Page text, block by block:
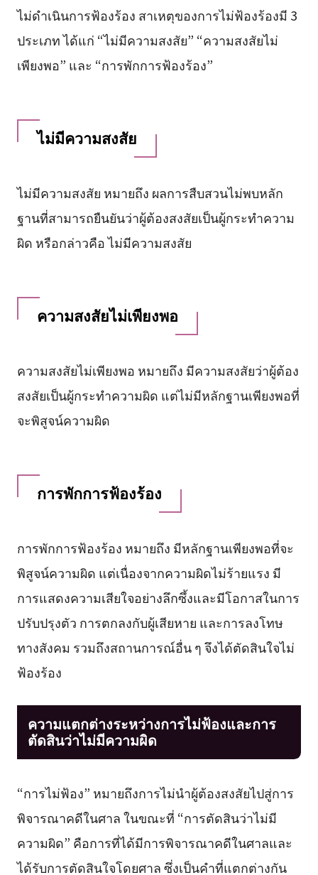
ไม่ดำเนินการฟ้องร้อง สาเหตุของการไม่ฟ้องร้องมี 3
ประเภท ได้แก่ “ไม่มีความสงสัย” “ความสงสัยไม่
เพียงพอ” และ “การพักการฟ้องร้อง”
ไม่มีความสงสัย
ไม่มีความสงสัย หมายถึง ผลการสืบสวนไม่พบหลัก
ฐานที่สามารถยืนยันว่าผู้ต้องสงสัยเป็นผู้กระทำความ
ผิด หรือกล่าวคือ ไม่มีความสงสัย
ความสงสัยไม่เพียงพอ
ความสงสัยไม่เพียงพอ หมายถึง มีความสงสัยว่าผู้ต้อง
สงสัยเป็นผู้กระทำความผิด แต่ไม่มีหลักฐานเพียงพอที่
จะพิสูจน์ความผิด
การพักการฟ้องร้อง
การพักการฟ้องร้อง หมายถึง มีหลักฐานเพียงพอที่จะ
พิสูจน์ความผิด แต่เนื่องจากความผิดไม่ร้ายแรง มี
การแสดงความเสียใจอย่างลึกซึ้งและมีโอกาสในการ
ปรับปรุงตัว การตกลงกับผู้เสียหาย และการลงโทษ
ทางสังคม รวมถึงสถานการณ์อื่น ๆ จึงได้ตัดสินใจไม่
ฟ้องร้อง
ความแตกต่างระหว่างการไม่ฟ้องและการ
ตัดสินว่าไม่มีความผิด
“การไม่ฟ้อง” หมายถึงการไม่นำผู้ต้องสงสัยไปสู่การ
พิจารณาคดีในศาล ในขณะที่ “การตัดสินว่าไม่มี
ความผิด” คือการที่ได้มีการพิจารณาคดีในศาลและ
ได้รับการตัดสินใจโดยศาล ซึ่งเป็นคำที่แตกต่างกัน